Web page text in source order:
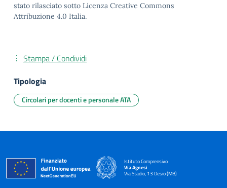
stato rilasciato sotto Licenza Creative Commons
Attribuzione 4.0 Italia.
Stampa / Condividi
Tipologia
Circolari per docenti e personale ATA
Istituto Comprensivo
Via Agnesi
Via Stadio, 13 Desio (MB)
— Visita la pagina iniziale della scuola